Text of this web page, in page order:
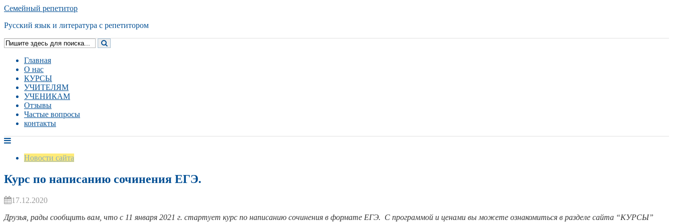
Семейный репетитор
Русский язык и литература с репетитором
Главная
О нас
КУРСЫ
УЧИТЕЛЯМ
УЧЕНИКАМ
Отзывы
Частые вопросы
контакты
Новости сайта
Курс по написанию сочинения ЕГЭ.
17.12.2020
Друзья, рады сообщить вам, что с 11 января 2021 г. стартует курс по написанию сочинения в формате ЕГЭ. С программой и ценами вы можете ознакомиться в разделе сайта “КУРСЫ”